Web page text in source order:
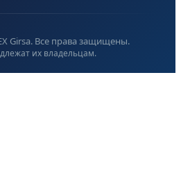
Girsa. Все права защищены.
их владельцам.